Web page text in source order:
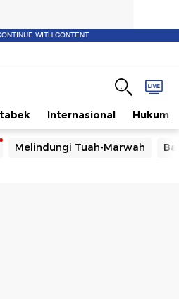
WITH CONTENT
Internasional Hukum
Melindungi Tuah-Marwah